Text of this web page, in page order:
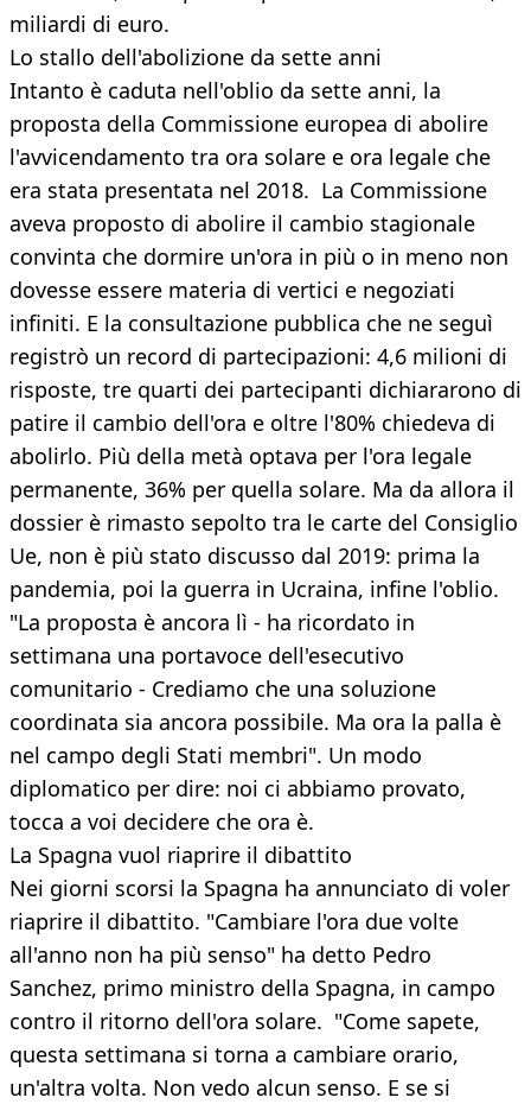
miliardi di euro.
Lo stallo dell'abolizione da sette anni
Intanto è caduta nell'oblio da sette anni, la
proposta della Commissione europea di abolire
l'avvicendamento tra ora solare e ora legale che
era stata presentata nel 2018. La Commissione
aveva proposto di abolire il cambio stagionale
convinta che dormire un'ora in più o in meno non
dovesse essere materia di vertici e negoziati
infiniti. E la consultazione pubblica che ne seguì
registrò un record di partecipazioni: 4,6 milioni di
risposte, tre quarti dei partecipanti dichiararono di
patire il cambio dell'ora e oltre l'80% chiedeva di
abolirlo. Più della metà optava per l'ora legale
permanente, 36% per quella solare. Ma da allora il
dossier è rimasto sepolto tra le carte del Consiglio
Ue, non è più stato discusso dal 2019: prima la
pandemia, poi la guerra in Ucraina, infine l'oblio.
"La proposta è ancora lì - ha ricordato in
settimana una portavoce dell'esecutivo
comunitario - Crediamo che una soluzione
coordinata sia ancora possibile. Ma ora la palla è
nel campo degli Stati membri". Un modo
diplomatico per dire: noi ci abbiamo provato,
tocca a voi decidere che ora è.
La Spagna vuol riaprire il dibattito
Nei giorni scorsi la Spagna ha annunciato di voler
riaprire il dibattito. "Cambiare l'ora due volte
all'anno non ha più senso" ha detto Pedro
Sanchez, primo ministro della Spagna, in campo
contro il ritorno dell'ora solare. "Come sapete,
questa settimana si torna a cambiare orario,
un'altra volta. Non vedo alcun senso. E se si